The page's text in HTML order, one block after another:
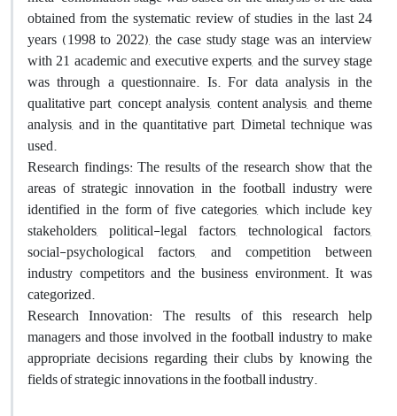
obtained from the systematic review of studies in the last 24
years (1998 to 2022), the case study stage was an interview
with 21 academic and executive experts, and the survey stage
was through a questionnaire. Is. For data analysis in the
qualitative part, concept analysis, content analysis, and theme
analysis, and in the quantitative part, Dimetal technique was
used.
Research findings: The results of the research show that the
areas of strategic innovation in the football industry were
identified in the form of five categories, which include key
stakeholders, political-legal factors, technological factors,
social-psychological factors, and competition between
industry competitors and the business environment. It was
categorized.
Research Innovation: The results of this research help
managers and those involved in the football industry to make
appropriate decisions regarding their clubs by knowing the
fields of strategic innovations in the football industry.